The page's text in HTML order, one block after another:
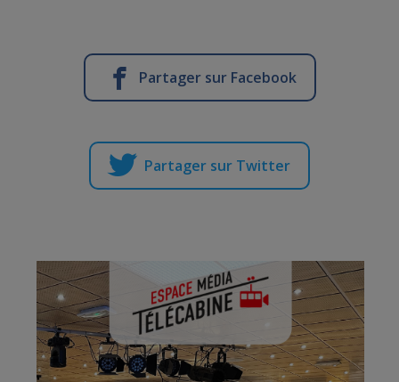
Partager sur Facebook
Partager sur Twitter